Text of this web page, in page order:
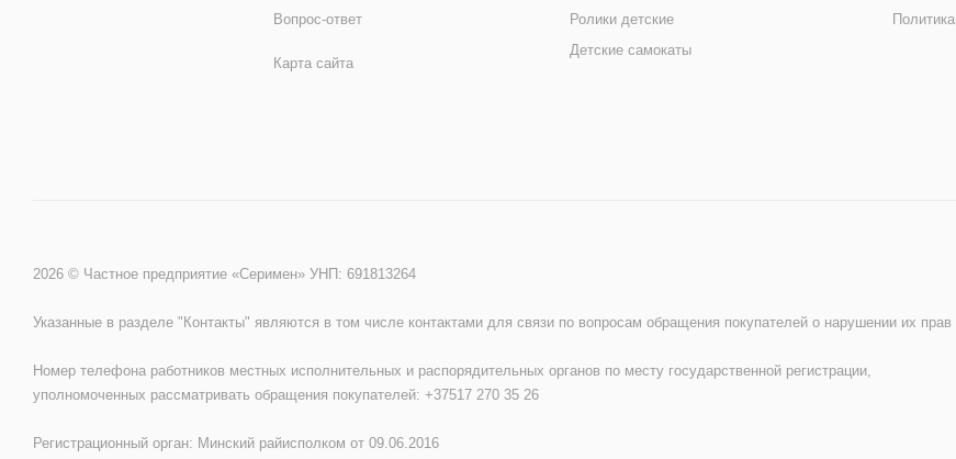
Вопрос-ответ
Карта сайта
Ролики детские
Детские самокаты
Политика
2026 © Частное предприятие «Серимен» УНП: 691813264
Указанные в разделе "Контакты" являются в том числе контактами для связи по вопросам обращения покупателей о нарушении их прав
Номер телефона работников местных исполнительных и распорядительных органов по месту государственной регистрации,
уполномоченных рассматривать обращения покупателей: +37517 270 35 26
Регистрационный орган: Минский райисполком от 09.06.2016